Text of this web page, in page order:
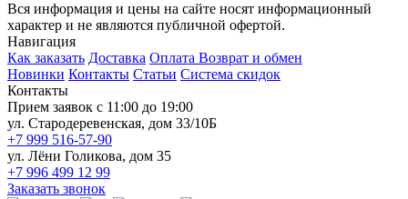
Вся информация и цены на сайте носят информационный
характер и не являются публичной офертой.
Навигация
Как заказать Доставка Оплата Возврат и обмен
Новинки Контакты Статьи Система скидок
Контакты
Прием заявок с 11:00 до 19:00
ул. Стародеревенская, дом 33/10Б
+7 999 516-57-90
ул. Лёни Голикова, дом 35
+7 996 499 12 99
Заказать звонок